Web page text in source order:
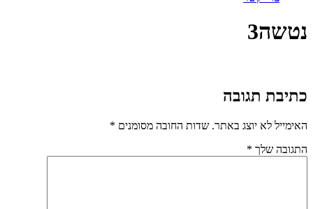
נטשה3
כתיבת תגובה
האימייל לא יוצג באתר. שדות החובה מסומנים *
התגובה שלך *